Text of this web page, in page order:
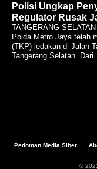
Polisi Ungkap
Regulator Rusak
TANGERANG
Polda Metro Jaya telah
(TKP) ledakan di Jalan
Tangerang Selatan. Dari
Pedoman Media Siber
©